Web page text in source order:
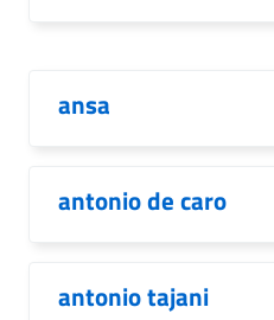
ansa
antonio de caro
antonio tajani